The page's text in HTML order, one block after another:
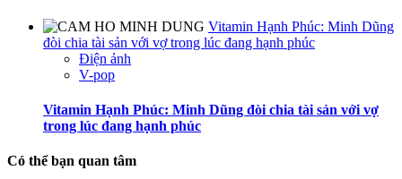
Vitamin Hạnh Phúc: Minh Dũng
đòi chia tài sản với vợ trong lúc đang hạnh phúc
Điện ảnh
V-pop
Vitamin Hạnh Phúc: Minh Dũng đòi chia tài sản với vợ
trong lúc đang hạnh phúc
Có thể bạn quan tâm